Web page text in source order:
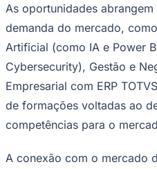
La Liga
Mundial 2026
Times - Ir direto
As oportunidades
demanda do mercado,
Artificial (como IA e Power
Cybersecurity), Gestão e
Empresarial com ERP
de formações voltadas ao
competências para o
A conexão com o mercado